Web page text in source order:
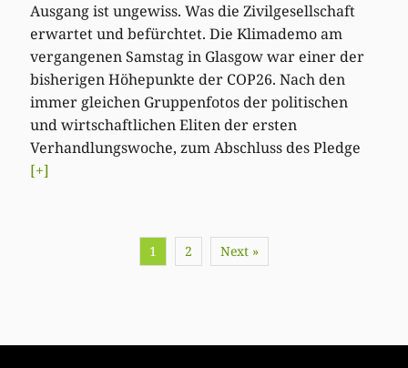
Ausgang ist ungewiss. Was die Zivilgesellschaft
erwartet und befürchtet. Die Klimademo am
vergangenen Samstag in Glasgow war einer der
bisherigen Höhepunkte der COP26. Nach den
immer gleichen Gruppenfotos der politischen
und wirtschaftlichen Eliten der ersten
Verhandlungswoche, zum Abschluss des Pledge
[+]
1 2 Next »